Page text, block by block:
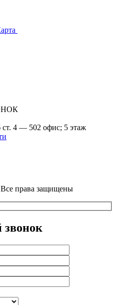
ст. 4 — 502 офис; 5 этаж
права защищены
звонок